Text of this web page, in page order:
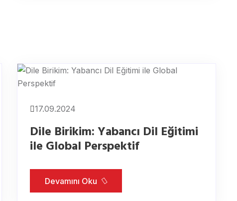
17.09.2024
Dile Birikim: Yabancı Dil Eğitimi
ile Global Perspektif
Devamını Oku